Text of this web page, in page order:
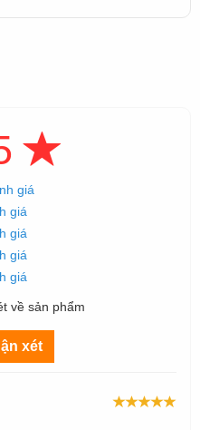
giá
giá
giá
giá
giá
về sản phẩm
xét